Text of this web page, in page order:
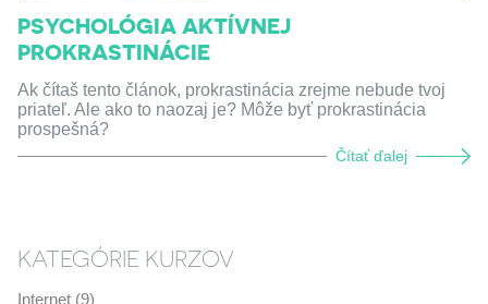
PSYCHOLÓGIA AKTÍVNEJ
PROKRASTINÁCIE
Ak čítaš tento článok, prokrastinácia zrejme nebude tvoj
priateľ. Ale ako to naozaj je? Môže byť prokrastinácia
prospešná?
Čítať ďalej
KATEGÓRIE KURZOV
Internet (9)